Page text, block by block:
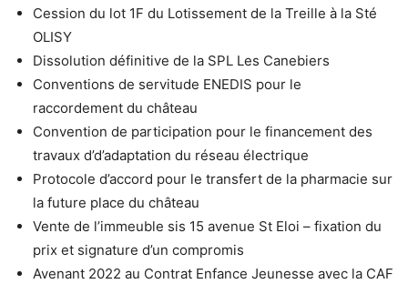
Cession du lot 1F du Lotissement de la Treille à la Sté
OLISY
Dissolution définitive de la SPL Les Canebiers
Conventions de servitude ENEDIS pour le
raccordement du château
Convention de participation pour le financement des
travaux d’d’adaptation du réseau électrique
Protocole d’accord pour le transfert de la pharmacie sur
la future place du château
Vente de l’immeuble sis 15 avenue St Eloi – fixation du
prix et signature d’un compromis
Avenant 2022 au Contrat Enfance Jeunesse avec la CAF